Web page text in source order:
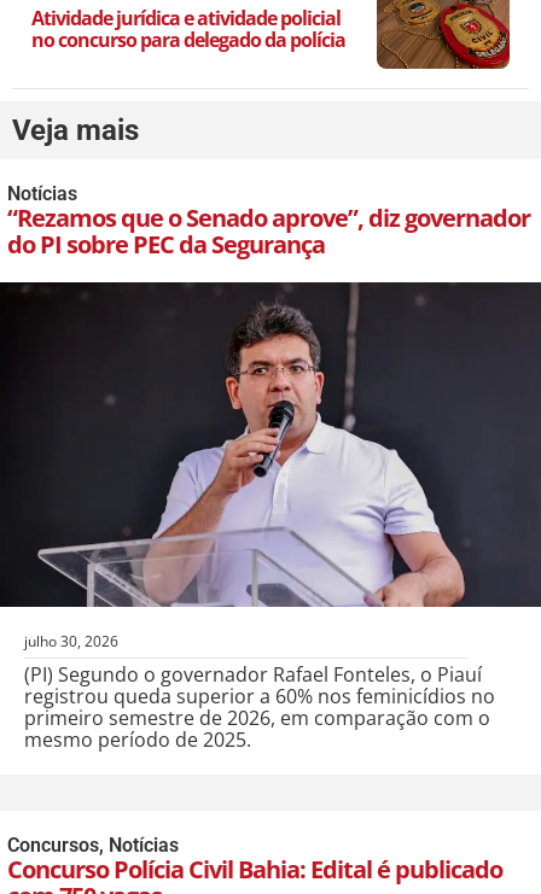
Atividade jurídica e atividade policial
no concurso para delegado da polícia
Veja mais
Notícias
“Rezamos que o Senado aprove”, diz governador
do PI sobre PEC da Segurança
julho 30, 2026
(PI) Segundo o governador Rafael Fonteles, o Piauí
registrou queda superior a 60% nos feminicídios no
primeiro semestre de 2026, em comparação com o
mesmo período de 2025.
Concursos, Notícias
Concurso Polícia Civil Bahia: Edital é publicado